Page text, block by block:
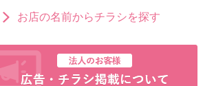
お店の名前からチラシを探す